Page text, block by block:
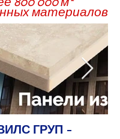
материалов
ГРУП -